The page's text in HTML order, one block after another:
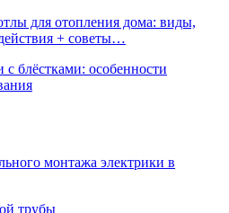
для отопления дома: виды,
+ советы…
с блёстками: особенности
монтажа электрики в
трубы